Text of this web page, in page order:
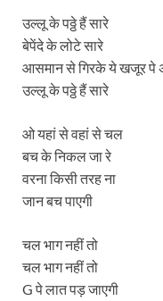
उल्लू के पठ्ठे हैं सारे
बेपेंदे के लोटे सारे
आसमान से गिरके ये खजूर पे
उल्लू के पठ्ठे हैं सारे
ओ यहां से वहां से चल
बच के निकल जा रे
वरना किसी तरह ना
जान बच पाएगी
चल भाग नहीं तो
चल भाग नहीं तो
G पे लात पड़ जाएगी